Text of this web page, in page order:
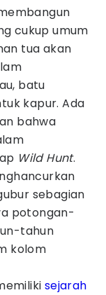
cukup umum
tua akan
batu
kapur. Ada
bahwa
Wild Hunt.
sebagian
potongan-
tahun
kolom
sejarah